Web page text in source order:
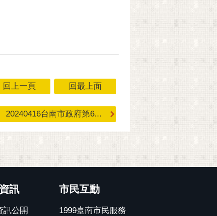
回上一頁 回最上面
20240416台南市政府第6...
訊
訊公開
市民互動
1999臺南市民服務